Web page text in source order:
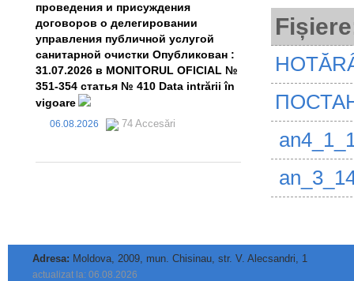
проведения и присуждения
договоров о делегировании
управления публичной услугой
санитарной очистки Опубликован :
31.07.2026 в MONITORUL OFICIAL №
351-354 статья № 410 Data intrării în
vigoare
06.08.2026 74 Accesări
Adresa: Moldova, 2009, mun. Chisinau, str. V. Alecsandri, 1
actualizat la: 06.08.2026